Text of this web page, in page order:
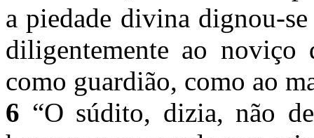
a piedade divina dignou-
diligentemente ao noviço
como guardião, como ao
6 “O súdito, dizia, não